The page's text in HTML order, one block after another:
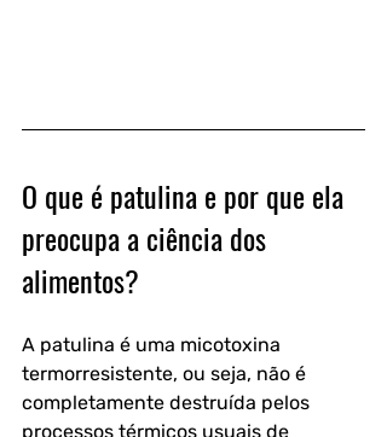
O que é patulina e por que ela
preocupa a ciência dos
alimentos?
A patulina é uma micotoxina
termorresistente, ou seja, não é
completamente destruída pelos
processos térmicos usuais de